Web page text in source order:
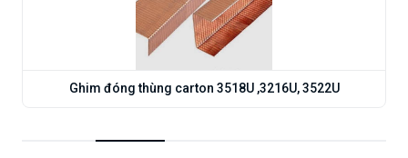
Ghim đóng thùng carton 3518U ,3216U, 3522U